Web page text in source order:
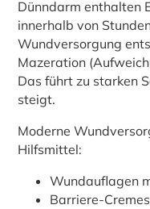
Dünndarm enthalten
innerhalb von
Wundversorgung
Mazeration
Das führt zu starken
steigt.
Moderne
Hilfsmittel:
Wundauflagen
Barriere-